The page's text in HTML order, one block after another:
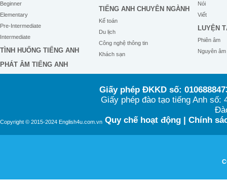
Beginner
Elementary
Pre-Intermediate
Intermediate
TÌNH HUỐNG TIẾNG ANH
PHÁT ÂM TIẾNG ANH
TIẾNG ANH CHUYÊN NGÀNH
Kế toán
Du lịch
Công nghệ thông tin
Khách sạn
Nói
Viết
LUYỆN
Phiên âm
Nguyên âm
Copyright © 2015-2024 English4u.com.vn
Giấy phép ĐKKD số:
Giấy phép đào tạo tiếng Anh
Quy chế hoạt động| Chính